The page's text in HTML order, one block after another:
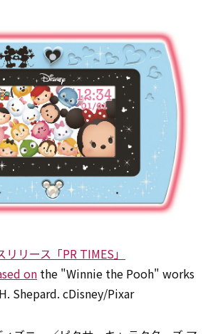
リリース「PR TIMES」
on the "Winnie the Pooh" works
Shepard. cDisney/Pixar